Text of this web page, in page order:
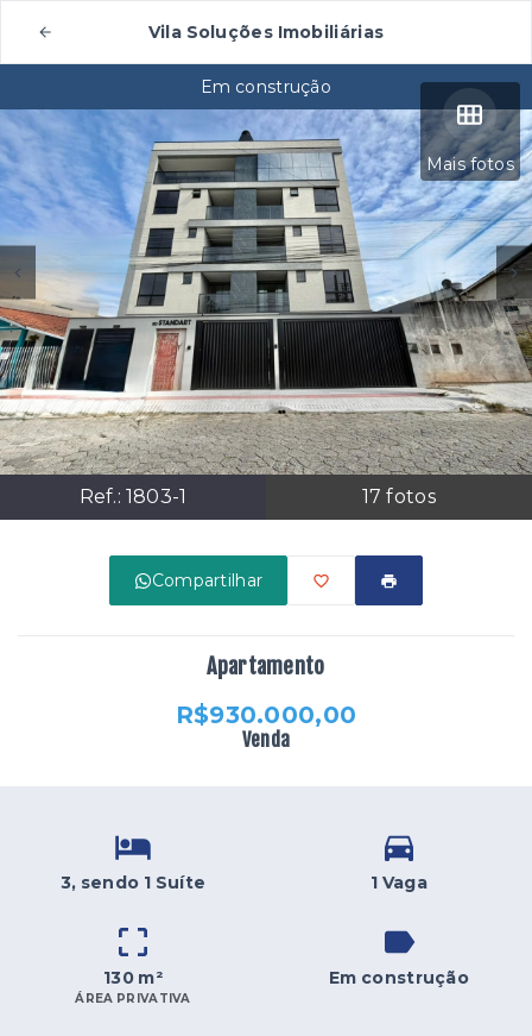
Vila Soluções Imobiliárias
Mais fotos
Ref.: 1803-1 17 fotos
Em construção
Compartilhar
Apartamento
R$930.000,00
Venda
3, sendo 1 Suíte 1 Vaga
130 m²
ÁREA PRIVATIVA
Em construção